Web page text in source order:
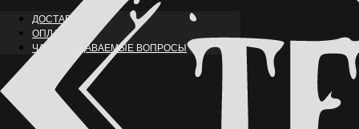
ДОСТАВКА
ОПЛАТА
ЧАСТО ЗАДАВАЕМЫЕ ВОПРОСЫ